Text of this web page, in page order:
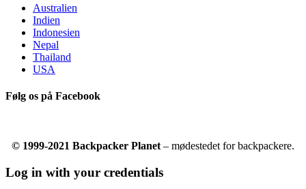
Australien
Indien
Indonesien
Nepal
Thailand
USA
Følg os på Facebook
© 1999-2021 Backpacker Planet – mødestedet for backpackere.
Log in with your credentials